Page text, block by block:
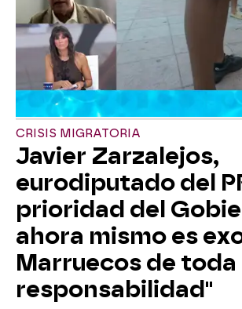
CRISIS MIGRATORIA
Javier Zarzalejos,
eurodiputado del
prioridad del
ahora mismo es
Marruecos de toda
responsabilidad"